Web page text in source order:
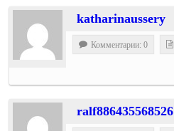
katharinaussery
Комментарии: 0
ralf886435568526